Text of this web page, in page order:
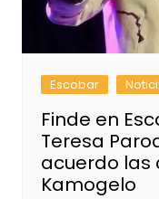
Escobar
Finde en
Teresa
acuerdo las
Kamogelo